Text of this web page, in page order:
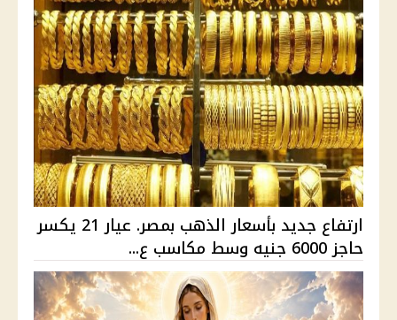
ارتفاع جديد بأسعار الذهب بمصر. عيار 21 يكسر
حاجز 6000 جنيه وسط مكاسب ع...